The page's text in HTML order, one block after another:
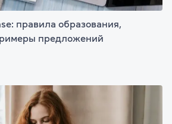
правила образования,
предложений